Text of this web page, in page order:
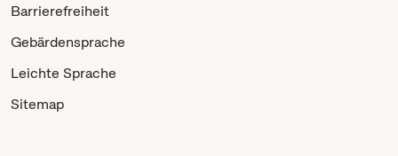
Barrierefreiheit
Gebärdensprache
Leichte Sprache
Sitemap